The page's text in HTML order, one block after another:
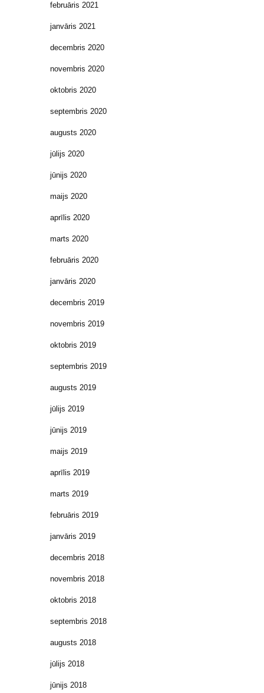
februāris 2021
janvāris 2021
decembris 2020
novembris 2020
oktobris 2020
septembris 2020
augusts 2020
jūlijs 2020
jūnijs 2020
maijs 2020
aprīlis 2020
marts 2020
februāris 2020
janvāris 2020
decembris 2019
novembris 2019
oktobris 2019
septembris 2019
augusts 2019
jūlijs 2019
jūnijs 2019
maijs 2019
aprīlis 2019
marts 2019
februāris 2019
janvāris 2019
decembris 2018
novembris 2018
oktobris 2018
septembris 2018
augusts 2018
jūlijs 2018
jūnijs 2018